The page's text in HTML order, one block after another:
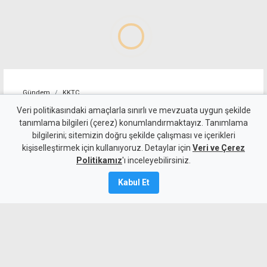
Gündem KKTC
İki ayrı kaza: Bir sürücü
nefes örneği vermedi,
diğerinde 4 kişi yaralandı,
Veri politikasındaki amaçlarla sınırlı ve mevzuata uygun şekilde
tanımlama bilgileri (çerez) konumlandırmaktayız. Tanımlama
bilgilerini; sitemizin doğru şekilde çalışması ve içerikleri
kişiselleştirmek için kullanıyoruz. Detaylar için Veri ve Çerez
Politikamız'ı inceleyebilirsiniz.
Kabul Et